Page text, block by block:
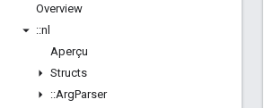
Overview
::nl
Aperçu
Structs
::ArgParser